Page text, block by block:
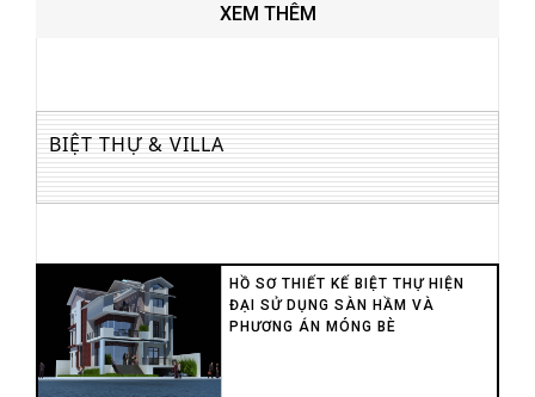
XEM THÊM
BIỆT THỰ & VILLA
HỒ SƠ THIẾT KẾ BIỆT THỰ HIỆN
ĐẠI SỬ DỤNG SÀN HẦM VÀ
PHƯƠNG ÁN MÓNG BÈ